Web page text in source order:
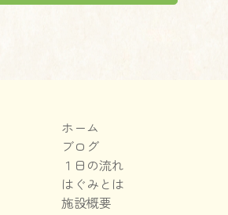
ホーム
ブログ
１日の流れ
はぐみとは
施設概要